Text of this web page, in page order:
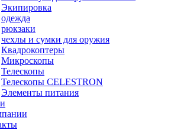
Экипировка
одежда
рюкзаки
чехлы и сумки для оружия
Квадрокоптеры
Микроскопы
Телескопы
Телескопы CELESTRON
Элементы питания